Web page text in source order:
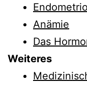
Anämie
Das
Weiteres